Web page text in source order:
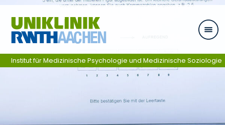
Skip navigation
Institut für Medizinische Psychologie und Medizinische Soziologie